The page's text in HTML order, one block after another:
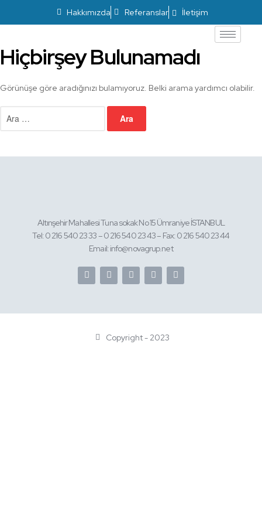
Hakkımızda Referanslar İletişim
Hiçbirşey Bulunamadı
Görünüşe göre aradığınızı bulamıyoruz. Belki arama yardımcı olabilir.
Altınşehir Mahallesi Tuna sokak No 15 Ümraniye İSTANBUL
Tel: 0 216 540 23 33 – 0 216 540 23 43 – Fax: 0 216 540 23 44
Email: info@novagrup.net
Copyright - 2023